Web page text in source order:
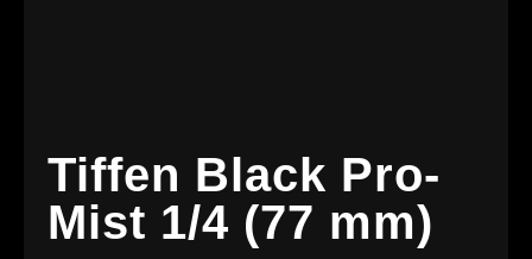
Tiffen Black Pro-
Mist 1/4 (77 mm)